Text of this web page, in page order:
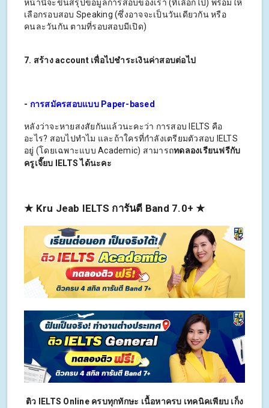
หน้านี้จะขึ้นสรุปข้อมูลการสอบของเรา (ที่เลือกไป) พร้อมให้
เลือกรอบสอบ Speaking (ซึ่งอาจจะเป็นวันเดียวกัน หรือ
คนละวันกัน ตามที่รอบสอบมีเปิด)
7. สร้าง account เพื่อไปชำระเงินค่าสอบต่อไป
- การสมัครสอบแบบ Paper-based
หลังว่าจะหายสงสัยกันแล้วนะคะว่า การสอบ IELTS คือ
อะไร? สอบไปทำไม และถ้าใครที่กำลังเตรียมตัวสอบ IELTS
อยู่ (โดยเฉพาะแบบ Academic) สามารถทดลองเรียนฟรีกับ
ครูเจี๊ยบ IELTS ได้นะคะ
★ Kru Jeab IELTS การันตี Band 7.0+ ★
ติว IELTS Online ครบทุกทักษะ เนื้อหาครบ เทคนิคเพียบ เก็ง